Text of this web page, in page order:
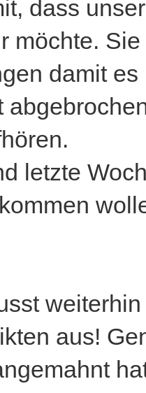
dass
möchte.
damit
letzte
aus!